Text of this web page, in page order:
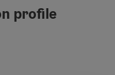
profile